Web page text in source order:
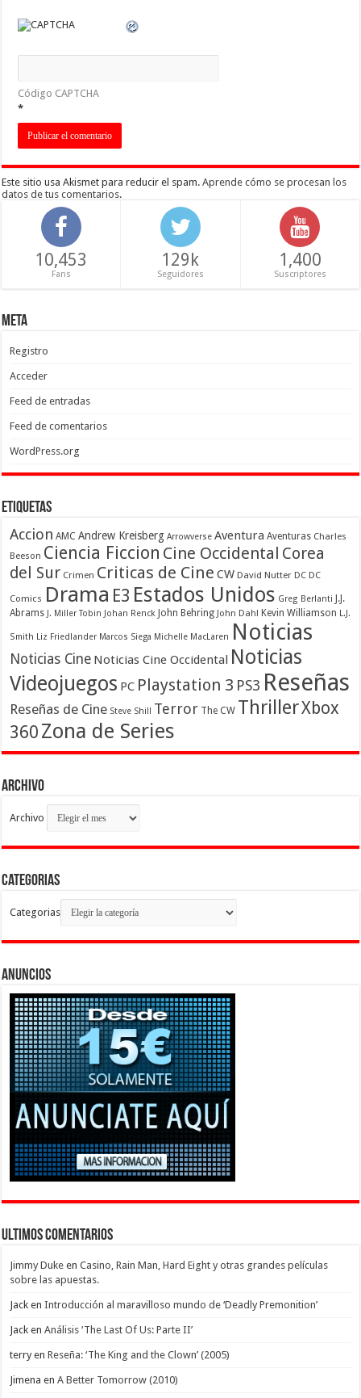
Código CAPTCHA
*
Este sitio usa Akismet para reducir el spam.Aprende cómo se procesan los
datos de tus comentarios.
10,453
Fans
129k
Seguidores
1,400
Suscriptores
Meta
Registro
Acceder
Feed de entradas
Feed de comentarios
WordPress.org
Etiquetas
Accion AMC Andrew Kreisberg Arrowverse Aventura Aventuras Charles
Beeson Ciencia Ficcion Cine Occidental Corea
del Sur Crimen Criticas de Cine CW David Nutter DC DC
Comics Drama E3 Estados Unidos Greg Berlanti J.J.
Abrams J. Miller Tobin Johan Renck John Behring John Dahl Kevin Williamson L.J.
Smith Liz Friedlander Marcos Siega Michelle MacLaren Noticias
Noticias Cine Noticias Cine Occidental Noticias
Videojuegos PC Playstation 3 PS3 Reseñas
Reseñas de Cine Steve Shill Terror The CW ThrillerXbox
360 Zona de Series
Archivo
Archivo
Categorias
Categorias
Anuncios
Ultimos Comentarios
Jimmy Duke enCasino, Rain Man, Hard Eight y otras grandes películas
sobre las apuestas.
Jack enIntroducción al maravilloso mundo de ‘Deadly Premonition’
Jack enAnálisis ‘The Last Of Us: Parte II’
terryenReseña: ‘The King and the Clown’ (2005)
Jimena enA Better Tomorrow (2010)